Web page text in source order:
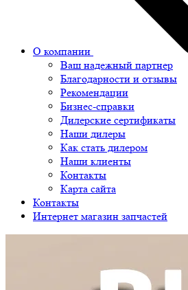
О компании
Ваш надежный партнер
Благодарности и отзывы
Рекомендации
Бизнес-справки
Дилерские сертификаты
Наши дилеры
Как стать дилером
Наши клиенты
Контакты
Карта сайта
Контакты
Интернет магазин запчастей